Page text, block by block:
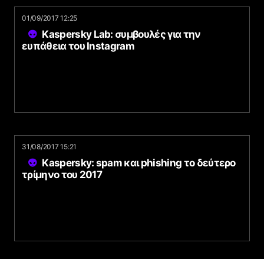
01/09/2017 12:25
Kaspersky Lab: συμβουλές για την
ευπάθεια του Instagram
31/08/2017 15:21
Kaspersky: spam και phishing το δεύτερο
τρίμηνο του 2017